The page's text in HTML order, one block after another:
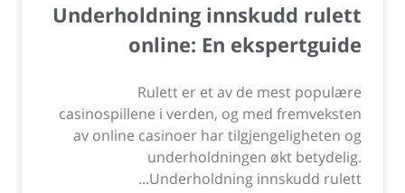
Underholdning innskudd rulett
online: En ekspertguide
Rulett er et av de mest populære
casinospillene i verden, og med fremveksten
av online casinoer har tilgjengeligheten og
underholdningen økt betydelig.
Underholdning innskudd rulett...